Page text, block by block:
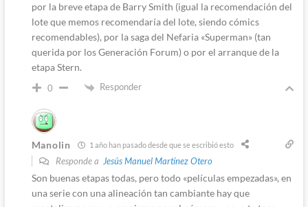
por la breve etapa de Barry Smith (igual la recomendación del
lote que memos recomendaría del lote, siendo cómics
recomendables), por la saga del Nefaria «Superman» (tan
querida por los Generación Forum) o por el arranque de la
etapa Stern.
0 Responder
Manolin 1 año han pasado desde que se escribió esto
Responde a Jesús Manuel Martínez Otero
Son buenas etapas todas, pero todo «películas empezadas», en
una serie con una alineación tan cambiante hay que